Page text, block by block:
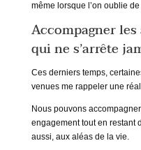
même lorsque l’on oublie
Accompagner
qui ne s’arrête
Ces derniers temps,
venues me rappeler une
Nous pouvons
engagement tout en restant
aussi, aux aléas de la vie.